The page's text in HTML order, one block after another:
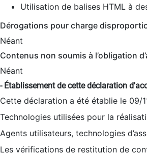
Utilisation de balises HTML à
Dérogations pour charge
Néant
Contenus non soumis à l’obligation
Néant
- Établissement de cette déclaration
Cette déclaration a été établie le 09/
Technologies utilisées pour la
Agents utilisateurs, technologies
Les vérifications de restitution de